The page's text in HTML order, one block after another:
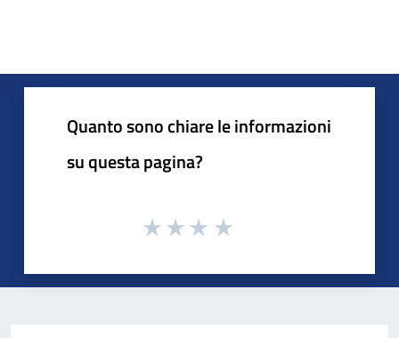
Quanto sono chiare le informazioni
su questa pagina?